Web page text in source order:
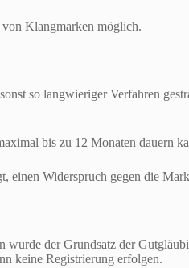
Klangmarken möglich.
so langwieriger Verfahren
bis zu 12 Monaten dauern
einen Widerspruch gegen die
der Grundsatz der
keine Registrierung erfolgen.